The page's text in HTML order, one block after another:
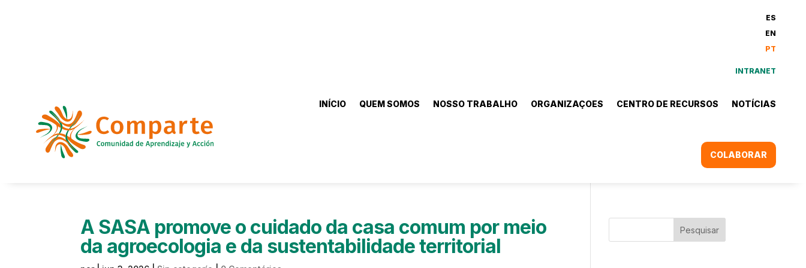
ES
EN
PT
INTRANET
INÍCIO QUEM SOMOS NOSSO TRABALHO ORGANIZAÇOES CENTRO DE RECURSOS NOTÍCIAS
COLABORAR
A SASA promove o cuidado da casa comum por meio
da agroecologia e da sustentabilidade territorial
Pesquisar